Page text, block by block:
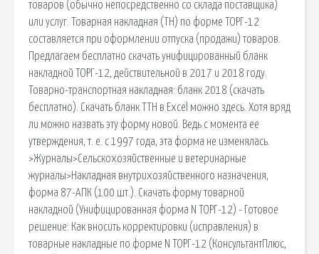
товаров (обычно непосредственно со склада поставщика)
или услуг. Товарная накладная (ТН) по форме ТОРГ-12
составляется при оформлении отпуска (продажи) товаров.
Предлагаем бесплатно скачать унифицированный бланк
накладной ТОРГ-12, действительной в 2017 и 2018 году.
Товарно-транспортная накладная: бланк 2018 (скачать
бесплатно). Скачать бланк ТТН в Excel можно здесь. Хотя вряд
ли можно назвать эту форму новой. Ведь с момента ее
утверждения, т. е. с 1997 года, эта форма не изменялась.
>Журналы>Сельскохозяйственные и ветеринарные
журналы>Накладная внутрихозяйственного назначения,
форма 87-АПК (100 шт.). Скачать форму товарной
накладной (Унифицированная форма N ТОРГ-12) - Готовое
решение: Как вносить корректировки (исправления) в
товарные накладные по форме N ТОРГ-12 (КонсультантПлюс,